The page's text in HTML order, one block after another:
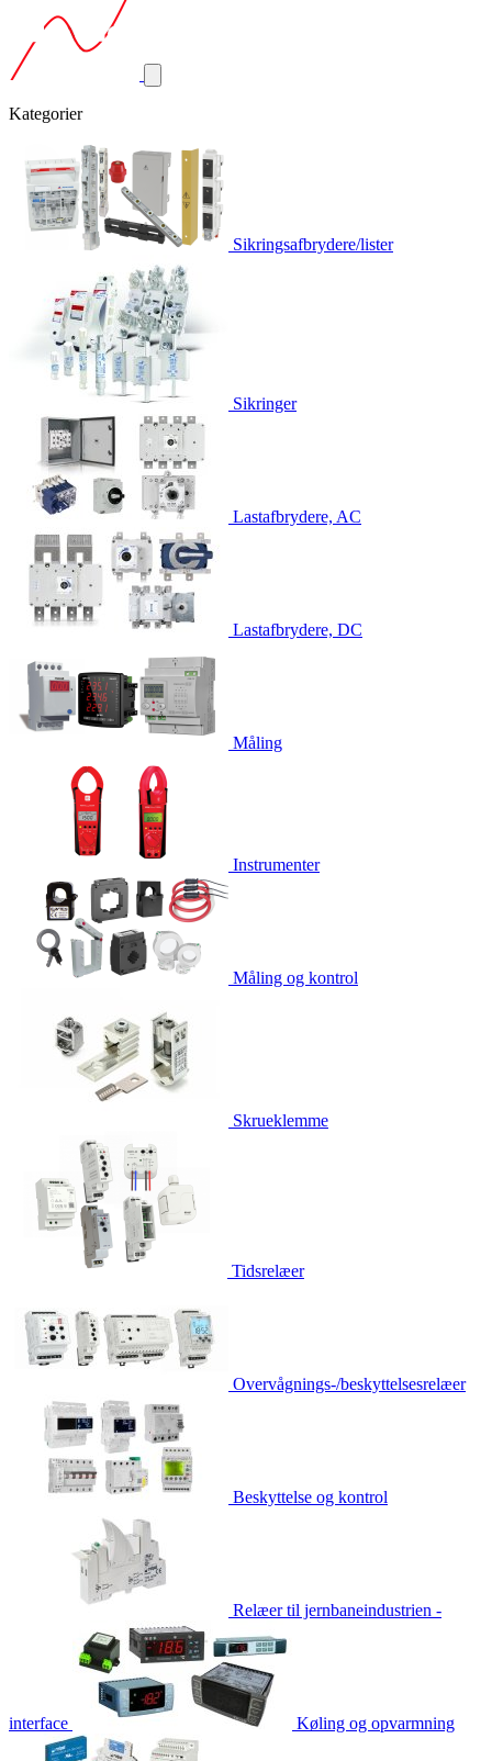
Kategorier
Sikringsafbrydere/lister
Sikringer
Lastafbrydere, AC
Lastafbrydere, DC
Måling
Instrumenter
Måling og kontrol
Skrueklemme
Tidsrelæer
Overvågnings-/beskyttelsesrelæer
Beskyttelse og kontrol
Relæer til jernbaneindustrien -
interface Køling og opvarmning